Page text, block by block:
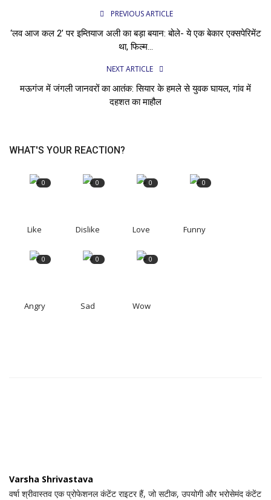
PREVIOUS ARTICLE
‘लव आज कल 2’ पर इम्तियाज अली का बड़ा बयान: बोले- ये एक बेकार एक्सपेरिमेंट
था, फिल्म...
NEXT ARTICLE
मऊगंज में जंगली जानवरों का आतंक: सियार के हमले से युवक घायल, गांव में
दहशत का माहौल
WHAT'S YOUR REACTION?
0
Like
0
Dislike
0
Love
0
Funny
0
Angry
0
Sad
0
Wow
Varsha Shrivastava
वर्षा श्रीवास्तव एक प्रोफेशनल कंटेंट राइटर हैं, जो सटीक, उपयोगी और भरोसेमंद कंटेंट